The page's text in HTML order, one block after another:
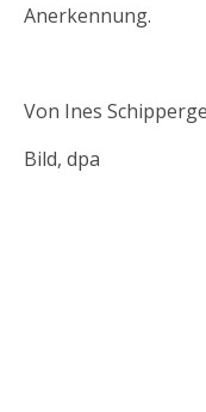
Anerkennung.
Von Ines
Bild, dpa